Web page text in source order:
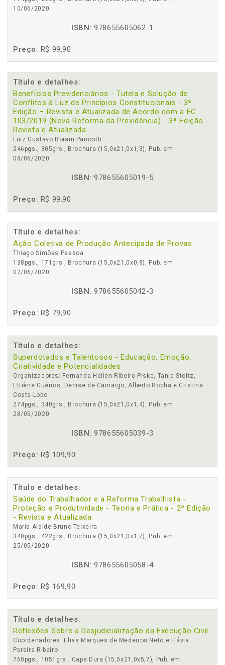
10/06/2020
ISBN: 978655605062-1
Preço: R$ 99,90
Título e detalhes:
Benefícios Previdenciários - Tutela e Solução de
Conflitos à Luz de Princípios Constitucionais - 3ª
Edição – Revista e Atualizada de Acordo com a EC
103/2019 (Nova Reforma da Previdência) - 3ª Edição -
Revista e Atualizada
Luiz Gustavo Boiam Pancotti
246pgs., 305grs., Brochura (15,0x21,0x1,3), Pub. em:
08/06/2020
ISBN: 978655605019-5
Preço: R$ 99,90
Título e detalhes:
Ação Coletiva de Produção Antecipada de Provas
Thiago Simões Pessoa
138pgs., 171grs., Brochura (15,0x21,0x0,8), Pub. em:
02/06/2020
ISBN: 978655605042-3
Preço: R$ 79,90
Título e detalhes:
Superdotados e Talentosos - Educação, Emoção,
Criatividade e Potencialidades
Organizadores: Fernanda Hellen Ribeiro Piske, Tania Stoltz,
Ettiène Guérios, Denise de Camargo, Alberto Rocha e Cristina
Costa-Lobo
274pgs., 340grs., Brochura (15,0x21,0x1,4), Pub. em:
28/05/2020
ISBN: 978655605039-3
Preço: R$ 109,90
Título e detalhes:
Saúde do Trabalhador e a Reforma Trabalhista -
Proteção e Produtividade - Teoria e Prática - 2ª Edição
- Revista e Atualizada
Maria Alaíde Bruno Teixeira
340pgs., 422grs., Brochura (15,0x21,0x1,7), Pub. em:
25/05/2020
ISBN: 978655605058-4
Preço: R$ 169,90
Título e detalhes:
Reflexões Sobre a Desjudicialização da Execução Civil
Coordenadores: Elias Marques de Medeiros Neto e Flávia
Pereira Ribeiro
760pgs., 1051grs., Capa Dura (15,0x21,0x5,7), Pub. em: